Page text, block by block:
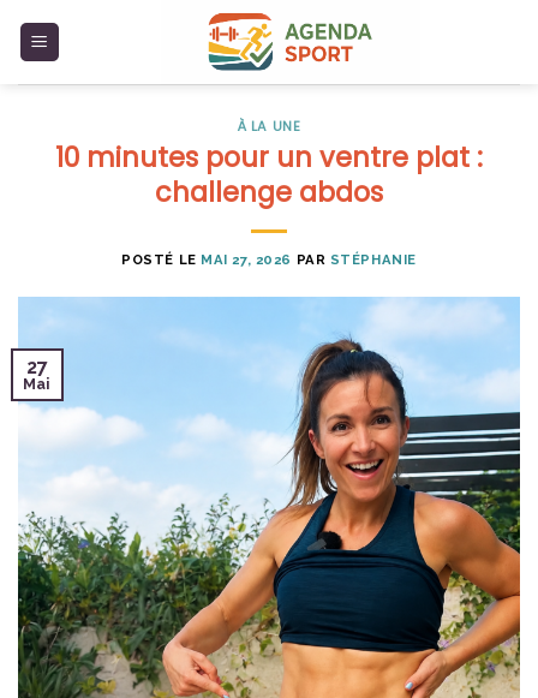
À LA UNE
10 minutes pour un ventre plat :
challenge abdos
POSTÉ LE MAI 27, 2026 PAR STÉPHANIE
27
Mai